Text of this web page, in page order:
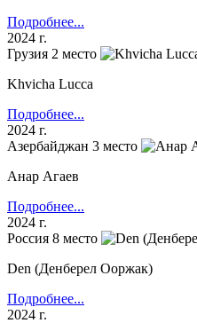
Подробнее...
2024 г.
Грузия 2 место
Khvicha Lucca
Подробнее...
2024 г.
Азербайджан 3 место
Анар Агаев
Подробнее...
2024 г.
Россия 8 место
Den (Денберел Ооржак)
Подробнее...
2024 г.